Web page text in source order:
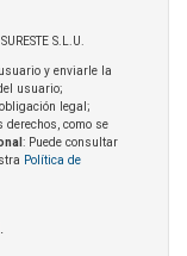
S.L.U.
y enviarle la
usuario;
legal;
derechos, como se
: Puede consultar
Política de
.